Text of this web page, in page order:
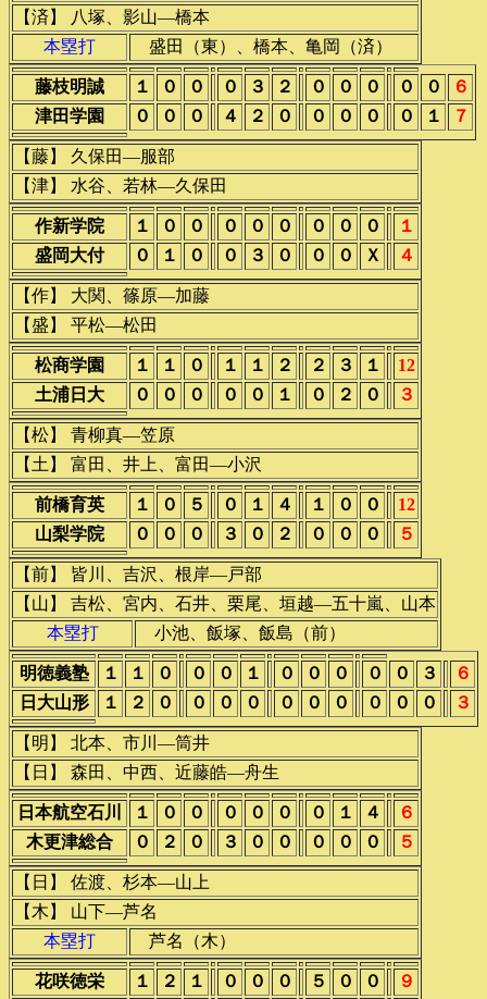
【済】 八塚、影山―橋本
本塁打
盛田（東）、橋本、亀岡（済）
藤枝明誠 １ ０ ０ ０ ３ ２ ０ ０ ０ ０ ０
６
津田学園
０ ０ ０ ４ ２ ０ ０ ０ ０ ０ １ ７
【藤】 久保田―服部
【津】 水谷、若林―久保田
作新学院 １ ０ ０ ０ ０ ０ ０ ０ ０
１
盛岡大付
０ １ ０ ０ ３ ０ ０ ０ Ｘ ４
【作】 大関、篠原―加藤
【盛】 平松―松田
松商学園 １ １ ０ １ １ ２ ２ ３ １
12
土浦日大
０ ０ ０ ０ ０ １ ０ ２ ０ ３
【松】 青柳真―笠原
【土】 富田、井上、富田―小沢
前橋育英 １ ０ ５ ０ １ ４ １ ０ ０
12
山梨学院
０ ０ ０ ３ ０ ２ ０ ０ ０ ５
【前】 皆川、吉沢、根岸―戸部
【山】 吉松、宮内、石井、栗尾、垣越―五十嵐、山本
本塁打
小池、飯塚、飯島（前）
明徳義塾 １ １ ０ ０ ０ １ ０ ０ ０ ０ ０ ３
６
日大山形
１ ２ ０ ０ ０ ０ ０ ０ ０ ０ ０ ０ ３
【明】 北本、市川―筒井
【日】 森田、中西、近藤皓―舟生
日本航空石川 １ ０ ０ ０ ０ ０ ０ １ ４
６
木更津総合
０ ２ ０ ３ ０ ０ ０ ０ ０ ５
【日】 佐渡、杉本―山上
【木】 山下―芦名
本塁打
芦名（木）
花咲徳栄 １ ２ １ ０ ０ ０ ５ ０ ０
９